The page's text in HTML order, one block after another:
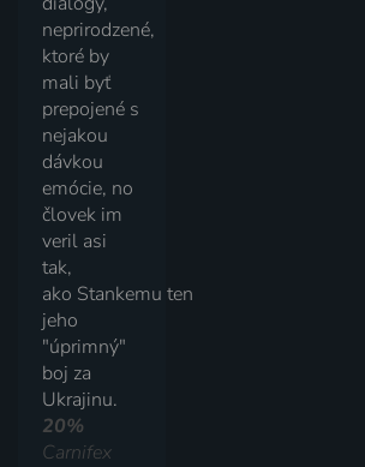
neprirodzené,
ktoré by
mali byť
prepojené s
nejakou
dávkou
emócie, no
človek im
veril asi
tak,
ako Stankemu ten
jeho
"úprimný"
boj za
Ukrajinu.
20%
Carnifex